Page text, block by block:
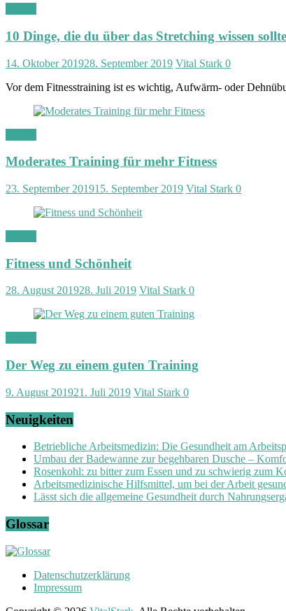
10 Dinge, die du über das Stretching wissen
14. Oktober 201928. September 2019 Vital Stark 0
Vor dem Fitnesstraining ist es wichtig, Aufwärm- oder
Moderates Training für mehr Fitness
23. September 201915. September 2019 Vital Stark 0
Fitness und Schönheit
28. August 201928. Juli 2019 Vital Stark 0
Der Weg zu einem guten Training
9. August 201921. Juli 2019 Vital Stark 0
Neuigkeiten
Betriebliche Arbeitsmedizin: Die Gesundheit am
Umbau der Badewanne zur begehbaren Dusche –
Rosenkohl: zu bitter zum Essen und zu schwierig zum
Arbeitsmedizinische Hilfsmittel, um bei der Arbeit
Lässt sich die allgemeine Gesundheit durch
Glossar
Datenschutzerklärung
Impressum